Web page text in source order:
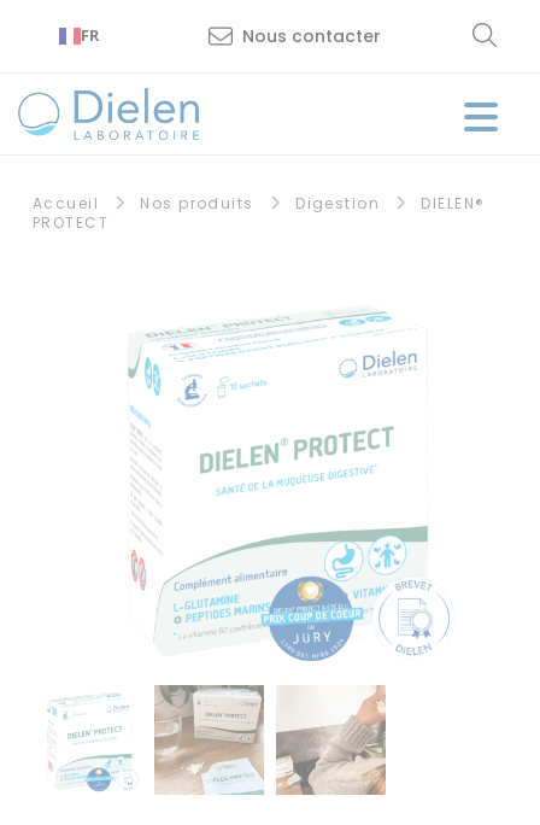
FR Nous contacter
Accueil Nos produits Digestion
DIELEN®
PROTECT